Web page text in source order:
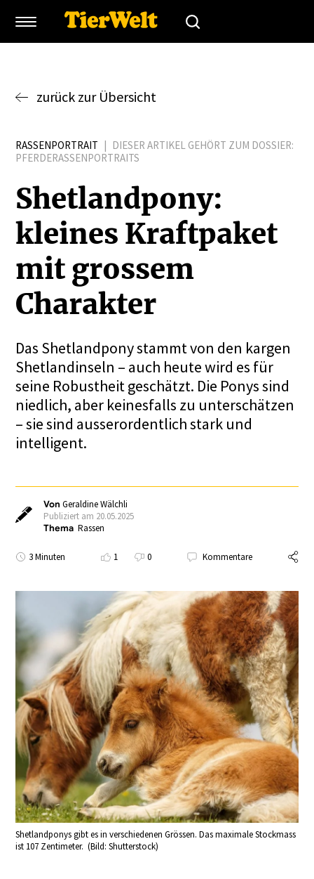
zurück zur Übersicht
RASSENPORTRAIT | DIESER ARTIKEL GEHÖRT ZUM DOSSIER:
PFERDERASSENPORTRAITS
Shetlandpony:
kleines Kraft­paket
mit grossem
Charakter
Das Shetlandpony stammt von den kargen
Shetlandinseln – auch heute wird es für
seine Robustheit geschätzt. Die Ponys sind
niedlich, aber keinesfalls zu unterschätzen
– sie sind ausserordentlich stark und
intelligent.
VonGeraldine Wälchli
Publiziert am 20.05.2025
Thema Rassen
3 Minuten 1 0 Kommentare
Shetlandponys gibt es in verschiedenen Grössen. Das maximale Stockmass
ist 107 Zentimeter. (Bild: Shutterstock)